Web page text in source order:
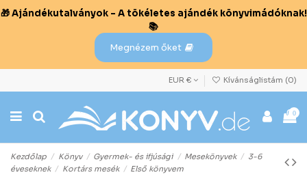
🎁 Ajándékutalványok – A tökéletes ajándék könyvimádóknak!
📚
Megnézem őket
EUR € Kívánságlistám (0)
0
Kezdőlap Könyv Gyermek- és ifjúsági Mesekönyvek
3-6
éveseknek
Kortárs mesék Első könyvem